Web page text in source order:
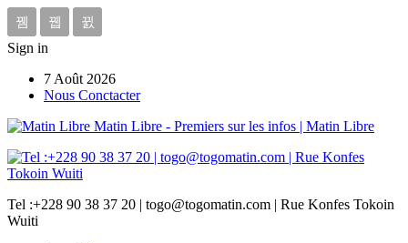
Sign in
7 Août 2026
Nous Conctacter
Matin Libre - Premiers sur les infos | Matin Libre
Tel :+228 90 38 37 20 | togo@togomatin.com | Rue Konfes Tokoin
Wuiti